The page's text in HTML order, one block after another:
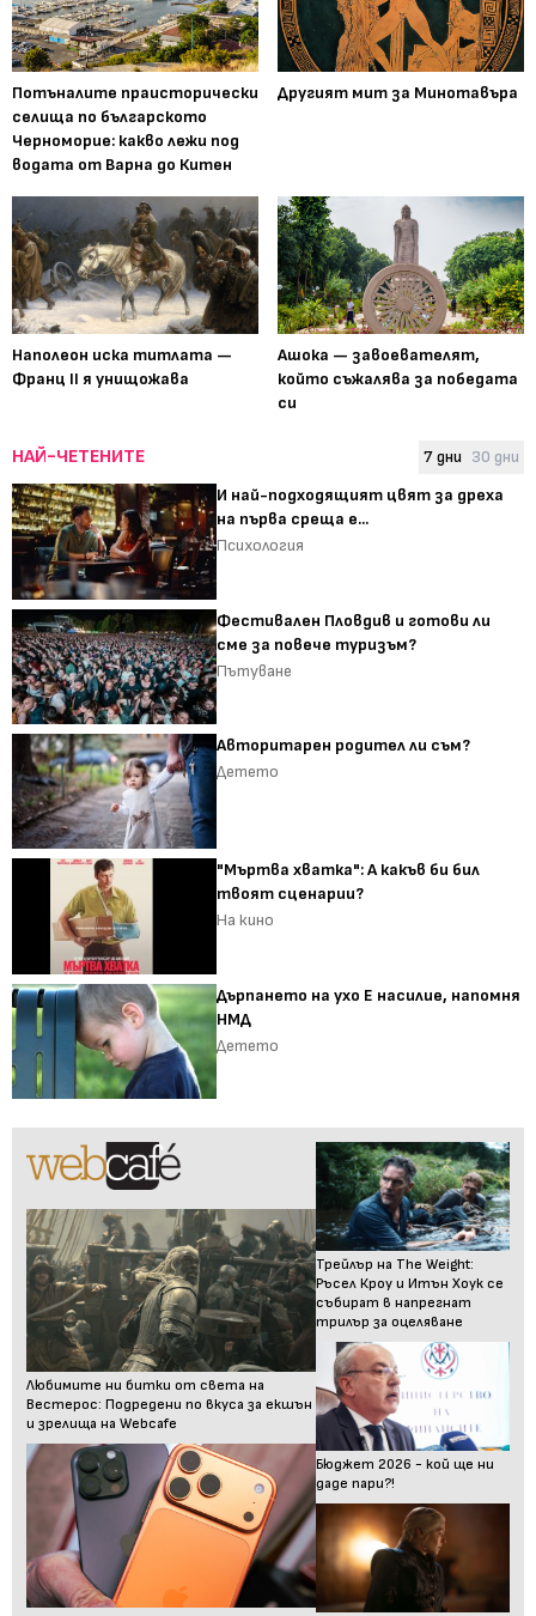
Потъналите праисторически
селища по българското
Черноморие: какво лежи под
водата от Варна до Китен
Другият мит за Минотавъра
Наполеон иска титлата —
Франц II я унищожава
Ашока — завоевателят,
който съжалява за победата
си
НАЙ-ЧЕТЕНИТЕ 7 дни 30 дни
И най-подходящият цвят за дреха
на първа среща е...
Психология
Фестивален Пловдив и готови ли
сме за повече туризъм?
Пътуване
Авторитарен родител ли съм?
Детето
"Мъртва хватка": А какъв би бил
твоят сценарии?
На кино
Дърпането на ухо Е насилие, напомня
НМД
Детето
Любимите ни битки от света на
Вестерос: Подредени по вкуса за екшън
и зрелища на Webcafe
Трейлър на The Weight:
Ръсел Кроу и Итън Хоук се
събират в напрегнат
трилър за оцеляване
Бюджет 2026 - кой ще ни
даде пари?!